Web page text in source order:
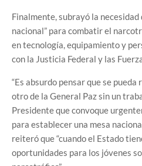
Finalmente, subrayó la
nacional” para combatir el
en tecnología, equipamiento y
con la Justicia Federal y las
“Es absurdo pensar que se
otro de la General Paz sin un
Presidente que convoque
para establecer una mesa
reiteró que “cuando el Estado
oportunidades para los jóvenes